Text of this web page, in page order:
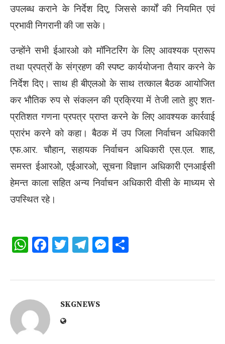
उपलब्ध कराने के निर्देश दिए, जिससे कार्यों की नियमित एवं
प्रभावी निगरानी की जा सके।
उन्होंने सभी ईआरओ को मॉनिटरिंग के लिए आवश्यक प्रारूप
तथा प्रपत्रों के संग्रहण की स्पष्ट कार्ययोजना तैयार करने के
निर्देश दिए। साथ ही बीएलओ के साथ तत्काल बैठक आयोजित
कर भौतिक रुप से संकलन की प्रक्रिया में तेजी लाते हुए शत-
प्रतिशत गणना प्रपत्र प्राप्त करने के लिए आवश्यक कार्रवाई
प्रारंभ करने को कहा। बैठक में उप जिला निर्वाचन अधिकारी
एफ.आर. चौहान, सहायक निर्वाचन अधिकारी एस.एल. शाह,
समस्त ईआरओ, एईआरओ, सूचना विज्ञान अधिकारी एनआईसी
हेमन्त काला सहित अन्य निर्वाचन अधिकारी वीसी के माध्यम से
उपस्थित रहे।
WhatsApp
Facebook
Twitter
Telegram
Messenger
SKGNEWS